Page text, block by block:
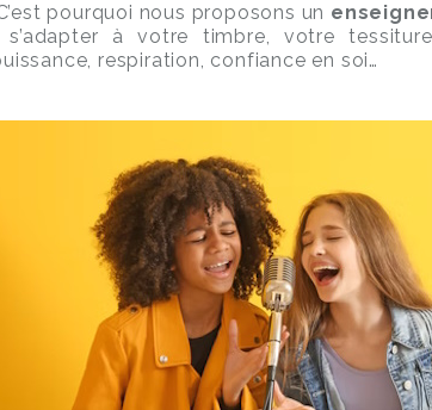
pourquoi nous proposons un
s’adapter à votre timbre, votre
respiration, confiance en soi…